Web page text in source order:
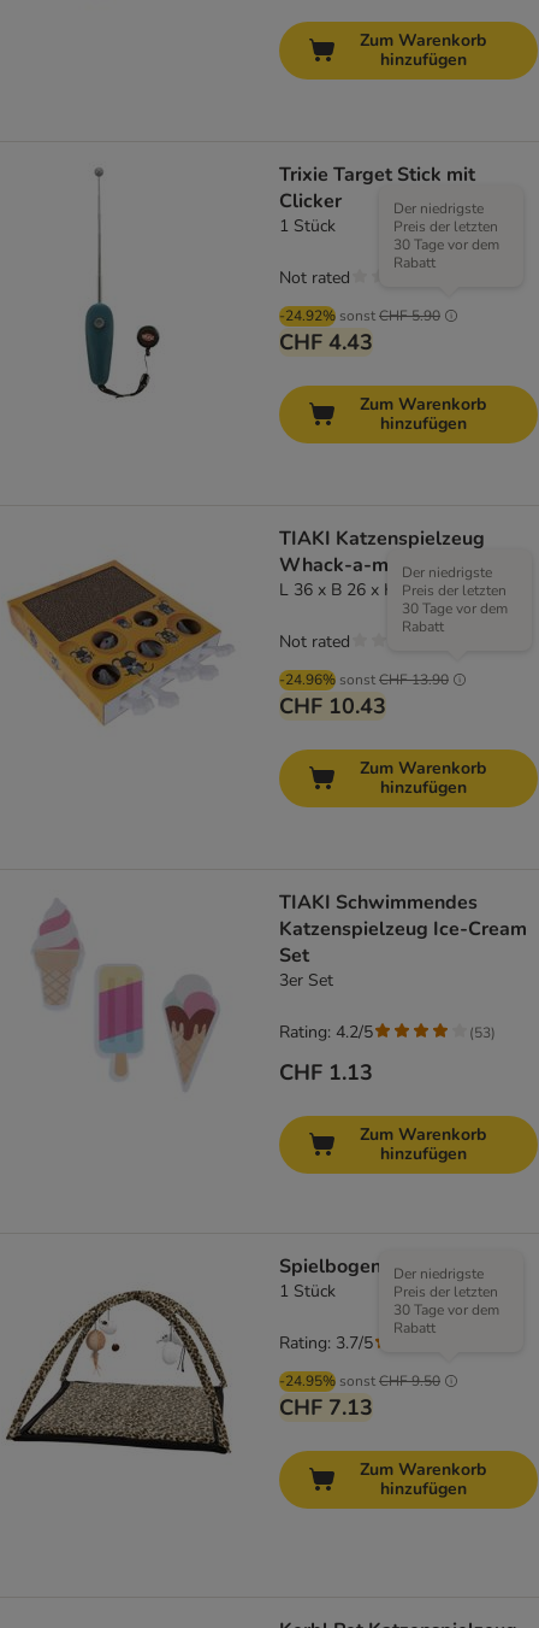
Zum Warenkorb
hinzufügen
Trixie Target Stick mit
Clicker
1 Stück
-24.92% sonstCHF 5.90
Der niedrigste
Preis der letzten
30 Tage vor dem
Rabatt
CHF 4.43
Not rated
Zum Warenkorb
hinzufügen
TIAKI Katzenspielzeug
Whack-a-mole 2 in 1
L 36 x B 26 x H 6 cm
-24.96% sonstCHF 13.90
Der niedrigste
Preis der letzten
30 Tage vor dem
Rabatt
CHF 10.43
Not rated
Zum Warenkorb
hinzufügen
TIAKI Schwimmendes
Katzenspielzeug Ice-Cream
Set
3er Set
CHF 1.13
Rating: 4.2/5 (53)
Zum Warenkorb
hinzufügen
Spielbogen Little Leo
1 Stück
-24.95% sonstCHF 9.50
Der niedrigste
Preis der letzten
30 Tage vor dem
Rabatt
CHF 7.13
Rating: 3.7/5
Zum Warenkorb
hinzufügen